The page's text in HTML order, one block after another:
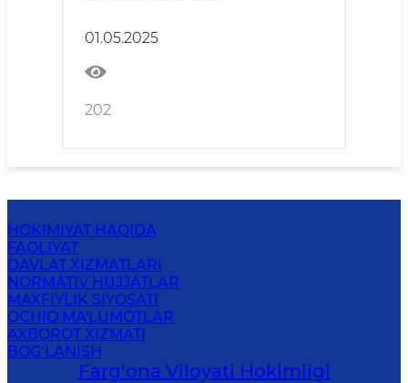
qilindi
01.05.2025
202
HOKIMIYAT HAQIDA
FAOLIYAT
DAVLAT XIZMATLARI
NORMATIV HUJJATLAR
MAXFIYLIK SIYOSATI
OCHIQ MA'LUMOTLAR
AXBOROT XIZMATI
BOG‘LANISH
Farg‘оnа Vilоyati Hоkimligi